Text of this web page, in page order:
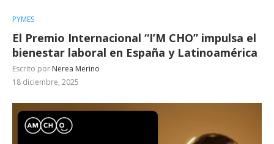
PYMES
El Premio Internacional “I’M CHO” impulsa el
bienestar laboral en España y Latinoamérica
Escrito por Nerea Merino
18 diciembre, 2025